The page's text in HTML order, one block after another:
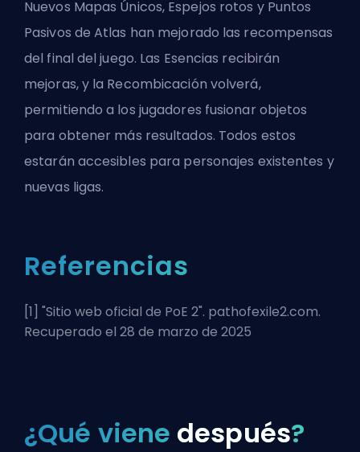
Nuevos Mapas Únicos, Espejos rotos y Puntos
Pasivos de Atlas han mejorado las recompensas
del final del juego. Las Esencias recibirán
mejoras, y la Recombicación volverá,
permitiendo a los jugadores fusionar objetos
para obtener más resultados. Todos estos
estarán accesibles para personajes existentes y
nuevas ligas.
Referencias
[1] "Sitio web oficial de PoE 2". pathofexile2.com.
Recuperado el 28 de marzo de 2025
¿Qué viene después?